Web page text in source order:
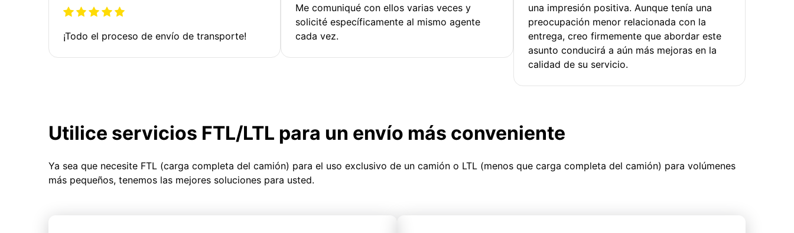
¡Todo el proceso de envío de transporte!
Me comuniqué con ellos varias veces y
solicité específicamente al mismo agente
cada vez.
una impresión positiva. Aunque tenía una
preocupación menor relacionada con la
entrega, creo firmemente que abordar este
asunto conducirá a aún más mejoras en la
calidad de su servicio.
Utilice servicios FTL/LTL para un envío más conveniente
Ya sea que necesite FTL (carga completa del camión) para el uso exclusivo de un camión o LTL (menos que carga completa del camión) para volúmenes
más pequeños, tenemos las mejores soluciones para usted.